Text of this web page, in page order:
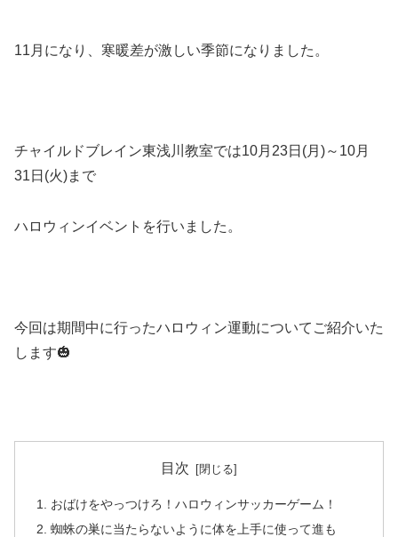
11月になり、寒暖差が激しい季節になりました。
チャイルドブレイン東浅川教室では10月23日(月)～10月
31日(火)まで
ハロウィンイベントを行いました。
今回は期間中に行ったハロウィン運動についてご紹介いた
します🎃
目次
おばけをやっつけろ！ハロウィンサッカーゲーム！
蜘蛛の巣に当たらないように体を上手に使って進も